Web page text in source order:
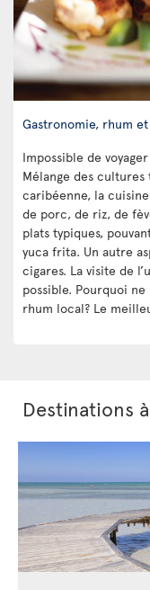
Gastronomie, rhum
Impossible de
Mélange des
caribéenne, la
de porc, de riz, de
plats typiques,
yuca frita. Un autre
cigares. La visite de
possible. Pourquoi
rhum local? Le
Destinations